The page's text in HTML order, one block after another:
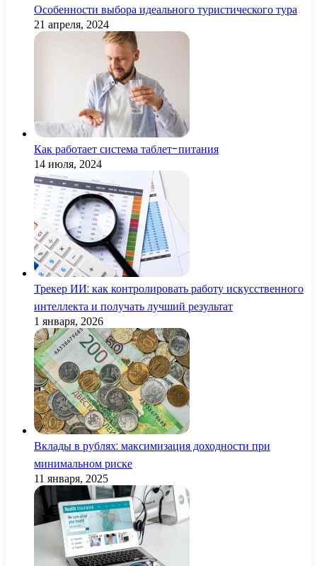
Особенности выбора идеального туристического тура
21 апреля, 2024
Как работает система таблет-питания
14 июля, 2024
Трекер ИИ: как контролировать работу искусственного
интеллекта и получать лучший результат
1 января, 2026
Вклады в рублях: максимизация доходности при
минимальном риске
11 января, 2025